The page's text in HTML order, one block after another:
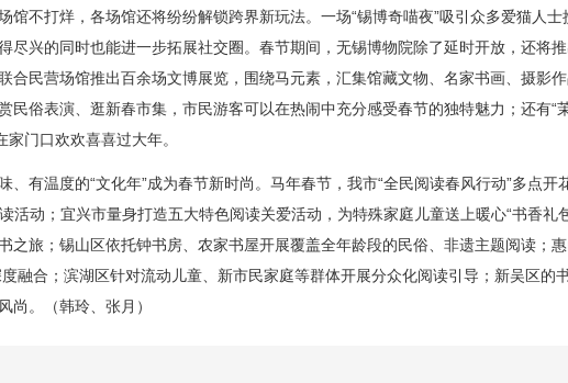
不打烊，各场馆还将纷纷解锁跨界新玩法。一场“锡博奇喵夜”吸引众多爱猫人士
尽兴的同时也能进一步拓展社交圈。春节期间，无锡博物院除了延时开放，还将
合民营场馆推出百余场文博展览，围绕马元素，汇集馆藏文物、名家书画、摄影
民俗表演、逛新春市集，市民游客可以在热闹中充分感受春节的独特魅力；还有“
家门口欢欢喜喜过大年。
有温度的“文化年”成为春节新时尚。马年春节，我市“全民阅读春风行动”多点开
活动；宜兴市量身打造五大特色阅读关爱活动，为特殊家庭儿童送上暖心“书香礼
之旅；锡山区依托钟书房、农家书屋开展覆盖全年龄段的民俗、非遗主题阅读；
度融合；滨湖区针对流动儿童、新市民家庭等群体开展分众化阅读引导；新吴区的
尚。（韩玲、张月）